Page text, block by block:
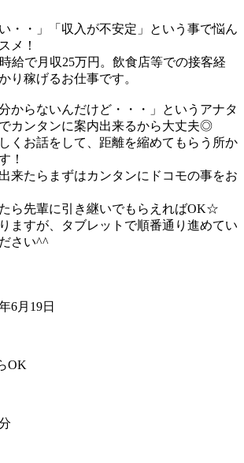
・・」「収入が不安定」という事で悩ん
メ！
給で月収25万円。飲食店等での接客経
り稼げるお仕事です。
からないんだけど・・・」というアナタ
カンタンに案内出来るから大丈夫◎
くお話をして、距離を縮めてもらう所か
！
来たらまずはカンタンにドコモの事をお
ら先輩に引き継いでもらえればOK☆
ますが、タブレットで順番通り進めてい
さい^^
6月19日
OK